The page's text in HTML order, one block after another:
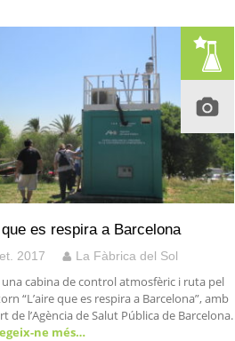
que es respira a Barcelona
2017 La Fàbrica del Sol
una cabina de control atmosfèric i ruta pel
“L’aire que es respira a Barcelona”, amb
de l’Agència de Salut Pública de Barcelona.
ne més…